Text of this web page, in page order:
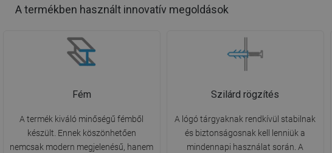
A termékben használt innovatív megoldások
Fém
A termék kiváló minőségű fémből
készült. Ennek köszönhetően
nemcsak modern megjelenésű, hanem
Szilárd rögzítés
A lógó tárgyaknak rendkívül stabilnak
és biztonságosnak kell lenniük a
mindennapi használat során. A